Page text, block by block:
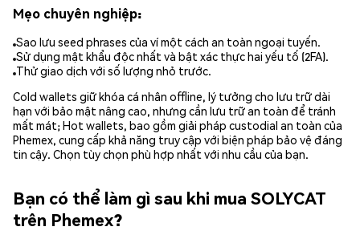
Mẹo chuyên nghiệp:
Sao lưu seed phrases của ví một cách an toàn ngoại tuyến.
Sử dụng mật khẩu độc nhất và bật xác thực hai yếu tố (2FA).
Thử giao dịch với số lượng nhỏ trước.
Cold wallets giữ khóa cá nhân offline, lý tưởng cho lưu trữ dài
hạn với bảo mật nâng cao, nhưng cần lưu trữ an toàn để tránh
mất mát; Hot wallets, bao gồm giải pháp custodial an toàn của
Phemex, cung cấp khả năng truy cập với biện pháp bảo vệ đáng
tin cậy. Chọn tùy chọn phù hợp nhất với nhu cầu của bạn.
Bạn có thể làm gì sau khi mua SOLYCAT
trên Phemex?